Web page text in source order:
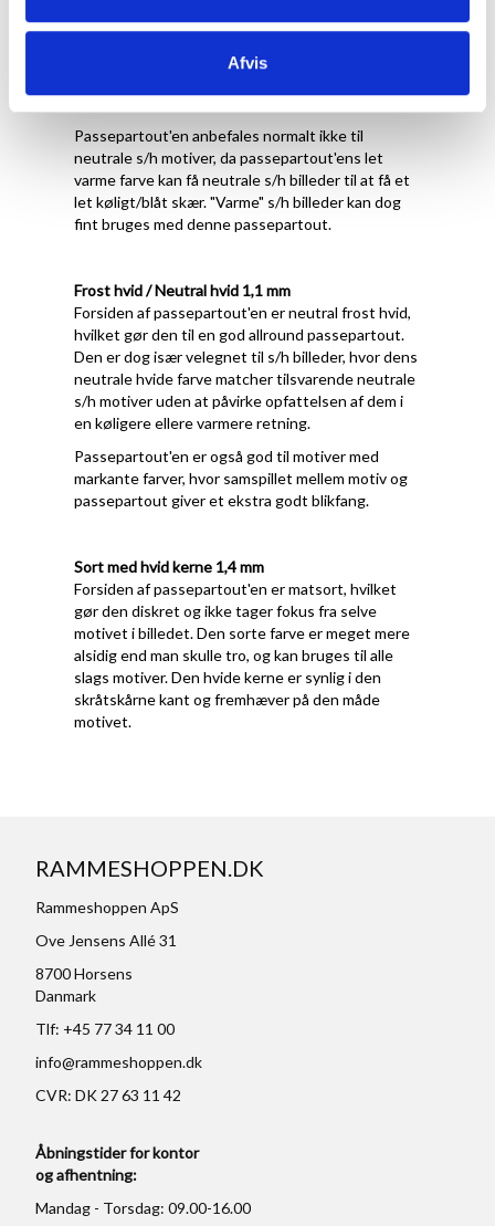
Afvis
porcelænshvid med struktur, hvilket gør den
velegnet til motiver, der har varme farver og/eller
hvid.
Passepartout'en anbefales normalt ikke til
neutrale s/h motiver, da passepartout'ens let
varme farve kan få neutrale s/h billeder til at få et
let køligt/blåt skær. "Varme" s/h billeder kan dog
fint bruges med denne passepartout.
Frost hvid / Neutral hvid 1,1 mm
Forsiden af passepartout'en er neutral frost hvid,
hvilket gør den til en god allround passepartout.
Den er dog især velegnet til s/h billeder, hvor dens
neutrale hvide farve matcher tilsvarende neutrale
s/h motiver uden at påvirke opfattelsen af dem i
en køligere ellere varmere retning.
Passepartout'en er også god til motiver med
markante farver, hvor samspillet mellem motiv og
passepartout giver et ekstra godt blikfang.
Sort med hvid kerne 1,4 mm
Forsiden af passepartout'en er matsort, hvilket
gør den diskret og ikke tager fokus fra selve
motivet i billedet. Den sorte farve er meget mere
alsidig end man skulle tro, og kan bruges til alle
slags motiver. Den hvide kerne er synlig i den
skråtskårne kant og fremhæver på den måde
motivet.
RAMMESHOPPEN.DK
Rammeshoppen ApS
Ove Jensens Allé 31
8700 Horsens
Danmark
Tlf: +45 77 34 11 00
info@rammeshoppen.dk
CVR: DK 27 63 11 42
Åbningstider for kontor
og afhentning:
Mandag - Torsdag: 09.00-16.00